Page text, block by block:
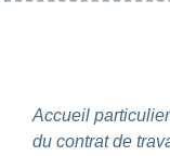
Accueil
du contrat de